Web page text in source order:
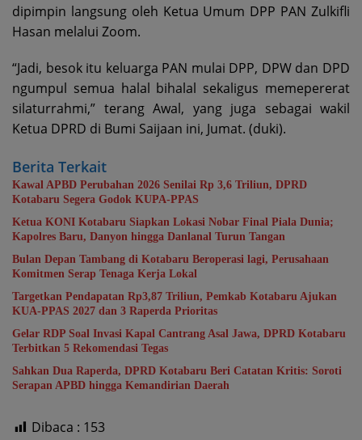
dipimpin langsung oleh Ketua Umum DPP PAN Zulkifli
Hasan melalui Zoom.
“Jadi, besok itu keluarga PAN mulai DPP, DPW dan DPD
ngumpul semua halal bihalal sekaligus memepererat
silaturrahmi,” terang Awal, yang juga sebagai wakil
Ketua DPRD di Bumi Saijaan ini, Jumat. (duki).
Berita Terkait
Kawal APBD Perubahan 2026 Senilai Rp 3,6 Triliun, DPRD
Kotabaru Segera Godok KUPA-PPAS
Ketua KONI Kotabaru Siapkan Lokasi Nobar Final Piala Dunia;
Kapolres Baru, Danyon hingga Danlanal Turun Tangan
Bulan Depan Tambang di Kotabaru Beroperasi lagi, Perusahaan
Komitmen Serap Tenaga Kerja Lokal
Targetkan Pendapatan Rp3,87 Triliun, Pemkab Kotabaru Ajukan
KUA-PPAS 2027 dan 3 Raperda Prioritas
Gelar RDP Soal Invasi Kapal Cantrang Asal Jawa, DPRD Kotabaru
Terbitkan 5 Rekomendasi Tegas
Sahkan Dua Raperda, DPRD Kotabaru Beri Catatan Kritis: Soroti
Serapan APBD hingga Kemandirian Daerah
Dibaca : 153